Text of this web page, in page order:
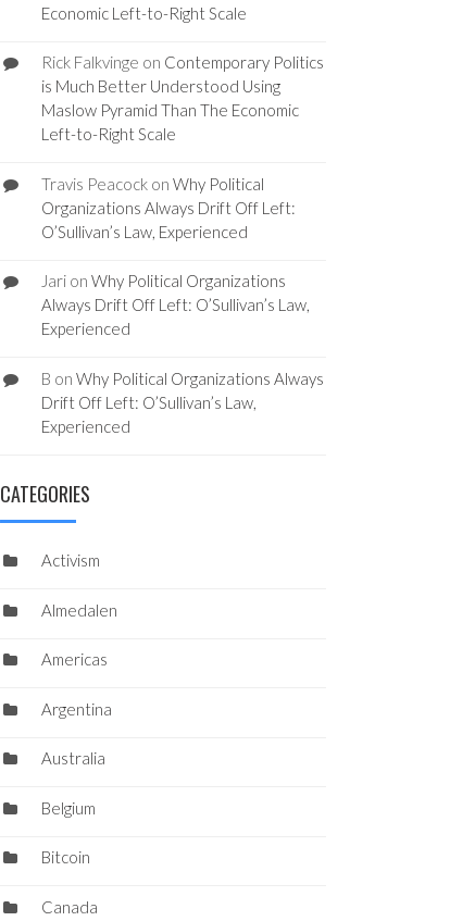
Economic Left-to-Right Scale
Rick Falkvinge on Contemporary Politics
is Much Better Understood Using
Maslow Pyramid Than The Economic
Left-to-Right Scale
Travis Peacockon Why Political
Organizations Always Drift Off Left:
O’Sullivan’s Law, Experienced
Jarion Why Political Organizations
Always Drift Off Left: O’Sullivan’s Law,
Experienced
B on Why Political Organizations Always
Drift Off Left: O’Sullivan’s Law,
Experienced
CATEGORIES
Activism
Almedalen
Americas
Argentina
Australia
Belgium
Bitcoin
Canada